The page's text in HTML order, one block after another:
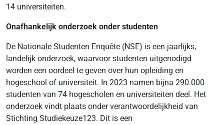
14 universiteiten.
Onafhankelijk onderzoek onder studenten
De Nationale Studenten Enquête (NSE) is een jaarlijks,
landelijk onderzoek, waarvoor studenten uitgenodigd
worden een oordeel te geven over hun opleiding en
hogeschool of universiteit. In 2023 namen bijna 290.000
studenten van 74 hogescholen en universiteiten deel. Het
onderzoek vindt plaats onder verantwoordelijkheid van
Stichting Studiekeuze123. Dit is een